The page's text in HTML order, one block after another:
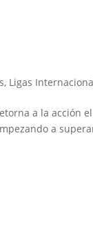
, Ligas
a la acción
a